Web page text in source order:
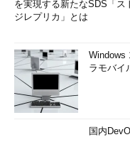
を実現する新たなSDS「ス
ジレプリカ」とは
Windows
ラモバイ
国内